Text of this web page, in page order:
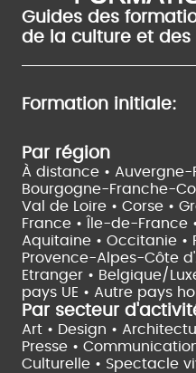
Guides des
de la culture et des
Formation initiale:
Par région
À distance • Auvergne-
Bourgogne-Franche-
Val de Loire • Corse •
France •
Île-de-France
Aquitaine • Occitanie •
Provence-Alpes-Côte
Etranger • Belgique/
pays UE • Autre pays
Par secteur
Art • Design •
Presse •
Culturelle • Spectacle